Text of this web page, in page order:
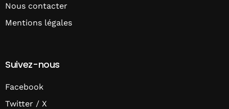
Nous contacter
Mentions légales
Suivez-nous
Facebook
Twitter / X